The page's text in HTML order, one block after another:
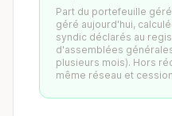
Part du portefeuille
géré aujourd'hui,
syndic déclarés au
d'assemblées
plusieurs mois). Hors
même réseau et